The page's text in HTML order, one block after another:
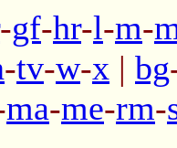
-gf-hr-l-m-
-tv-w-x | bg
ma-me-rm-